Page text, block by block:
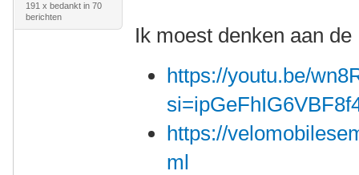
191 x bedankt in 70
berichten
Ik moest denken aan
https://youtu.be/
si=ipGe
https://
ml